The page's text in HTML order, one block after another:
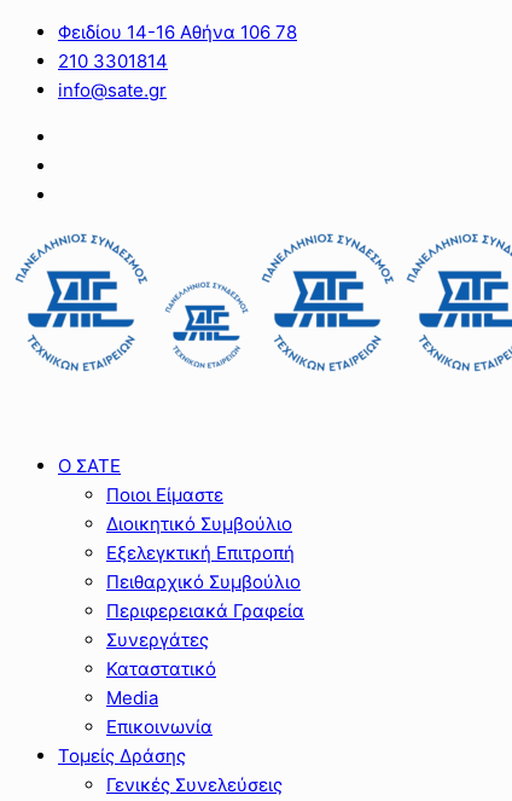
Φειδίου 14-16 Αθήνα 106 78
210 3301814
info@sate.gr
Ο ΣΑΤΕ
Ποιοι Είμαστε
Διοικητικό Συμβούλιο
Εξελεγκτική Επιτροπή
Πειθαρχικό Συμβούλιο
Περιφερειακά Γραφεία
Συνεργάτες
Καταστατικό
Media
Επικοινωνία
Τομείς Δράσης
Γενικές Συνελεύσεις